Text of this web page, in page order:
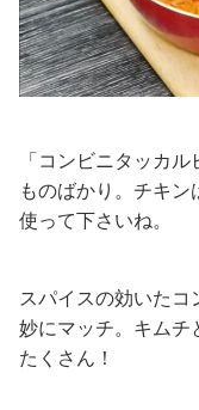
「コンビニタッカ
ものばかり。チキ
使って下さいね。
スパイスの効いた
妙にマッチ。キムチ
たくさん！